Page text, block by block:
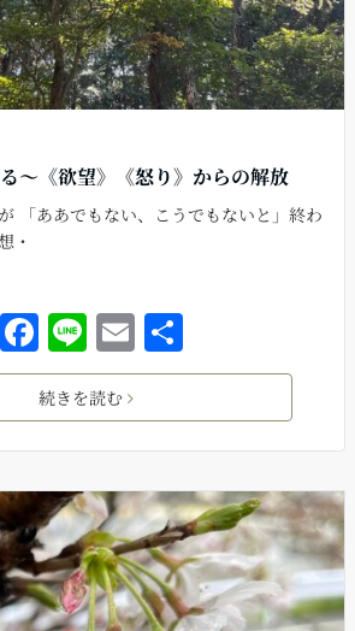
〜《欲望》《怒り》からの解放
「ああでもない、こうでもないと」終わ
・
F
a
c
e
b
o
o
k
Li
n
e
E
m
ai
l
有
続きを読む